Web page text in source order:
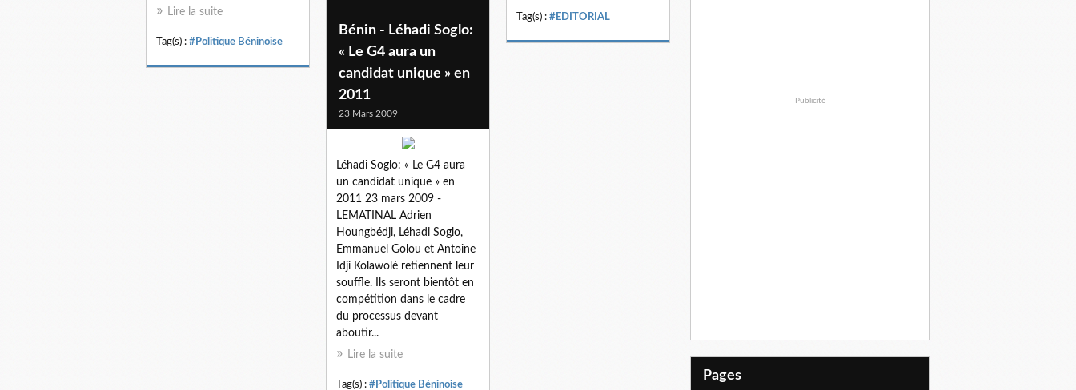
Tag(s) : #EDITORIAL
Lire la suite
Tag(s) : #Politique Béninoise
Bénin - Léhadi Soglo:
« Le G4 aura un
candidat unique » en
2011
23 Mars 2009
Léhadi Soglo: « Le G4 aura
un candidat unique » en
2011 23 mars 2009 -
LEMATINAL Adrien
Houngbédji, Léhadi Soglo,
Emmanuel Golou et Antoine
Idji Kolawolé retiennent leur
souffle. Ils seront bientôt en
compétition dans le cadre
du processus devant
aboutir...
Lire la suite
Tag(s) : #Politique Béninoise
Publicité
Pages